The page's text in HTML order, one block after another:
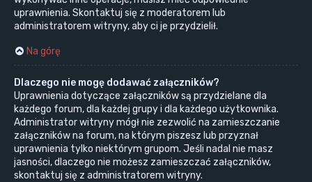
uprawnienia. Skontaktuj się z moderatorem lub
administratorem witryny, aby ci je przydzielił.
Na górę
Dlaczego nie mogę dodawać załączników?
Uprawnienia dotyczące załączników są przydzielane dla
każdego forum, dla każdej grupy i dla każdego użytkownika.
Administrator witryny mógł nie zezwolić na zamieszczanie
załączników na forum, na którym piszesz lub przyznał
uprawnienia tylko niektórym grupom. Jeśli nadal nie masz
jasności, dlaczego nie możesz zamieszczać załączników,
skontaktuj się z administratorem witryny.